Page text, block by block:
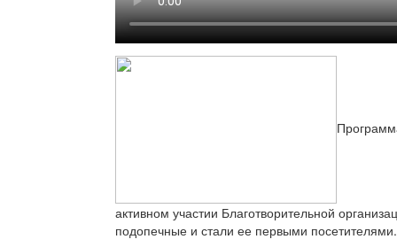
активном участии Благотворительной
подопечные и стали ее первыми посетителями.